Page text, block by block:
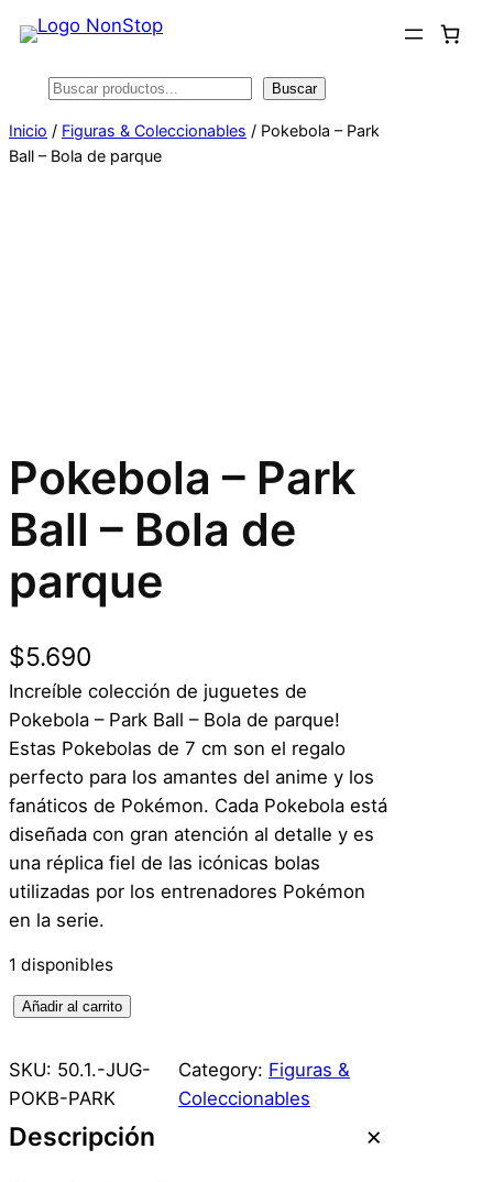
Saltar
contenido
Buscar Buscar
Inicio / Figuras & Coleccionables / Pokebola – Park
Ball – Bola de parque
Pokebola – Park
Ball – Bola de
parque
$5.690
Increíble colección de juguetes de
Pokebola – Park Ball – Bola de parque!
Estas Pokebolas de 7 cm son el regalo
perfecto para los amantes del anime y los
fanáticos de Pokémon. Cada Pokebola está
diseñada con gran atención al detalle y es
una réplica fiel de las icónicas bolas
utilizadas por los entrenadores Pokémon
en la serie.
1 disponibles
k
e
b
o
Añadir al carrito
SKU: 50.1.-JUG-
POKB-PARK
Category: Figuras &
Coleccionables
Descripción